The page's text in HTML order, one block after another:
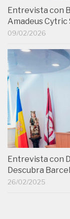
Entrevista con
Amadeus Cytric
09/02/2026
Entrevista con
Descubra
26/02/2025